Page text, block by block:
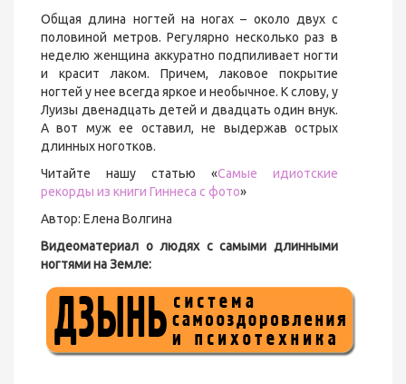
Общая длина ногтей на ногах – около двух с
половиной метров. Регулярно несколько раз в
неделю женщина аккуратно подпиливает ногти
и красит лаком. Причем, лаковое покрытие
ногтей у нее всегда яркое и необычное. К слову, у
Луизы двенадцать детей и двадцать один внук.
А вот муж ее оставил, не выдержав острых
длинных ноготков.
Читайте нашу статью «Самые идиотские
рекорды из книги Гиннеса с фото»
Автор: Елена Волгина
Видеоматериал о людях с самыми длинными
ногтями на Земле: